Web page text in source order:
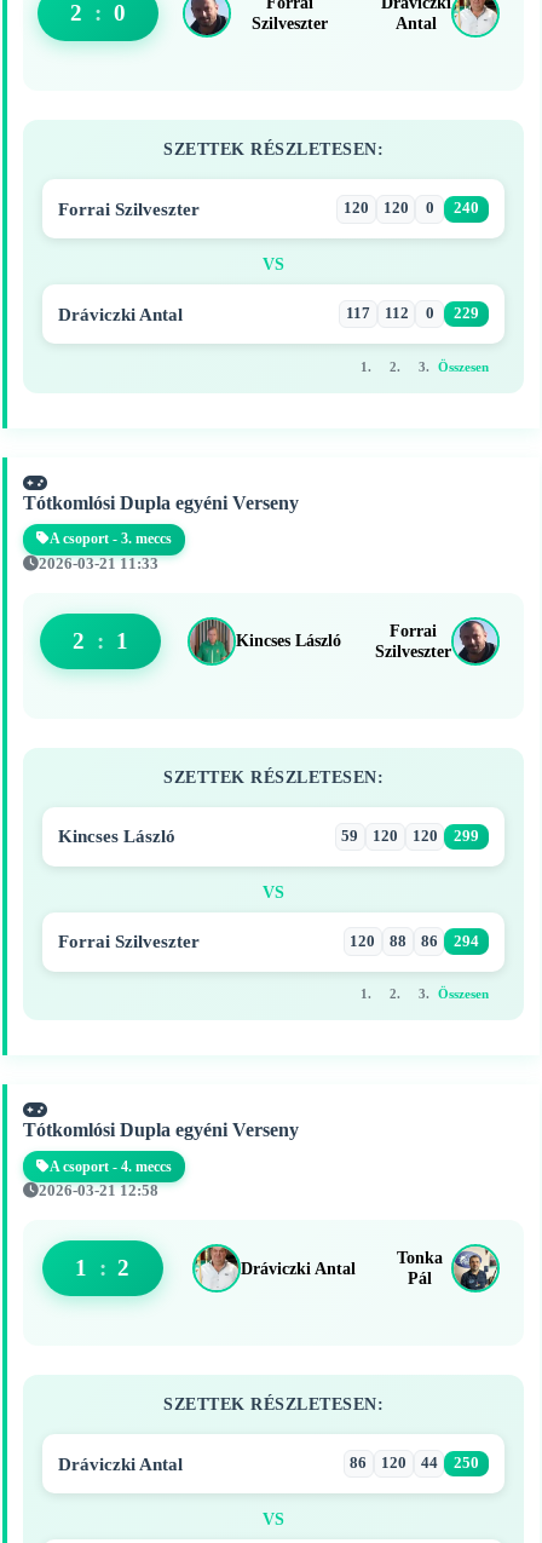
Szilveszter
2 : 0
Antal
SZETTEK RÉSZLETESEN:
Forrai Szilveszter 120 120 0 240
VS
Dráviczki Antal 117 112 0 229
1. 2. 3. Összesen
Tótkomlósi Dupla egyéni Verseny
A csoport - 3. meccs
2026-03-21 11:33
Kincses László
2 : 1
Forrai
Szilveszter
SZETTEK RÉSZLETESEN:
Kincses László 59 120 120 299
VS
Forrai Szilveszter 120 88 86 294
1. 2. 3. Összesen
Tótkomlósi Dupla egyéni Verseny
A csoport - 4. meccs
2026-03-21 12:58
Dráviczki Antal
1 : 2
Tonka
Pál
SZETTEK RÉSZLETESEN:
Dráviczki Antal 86 120 44 250
VS